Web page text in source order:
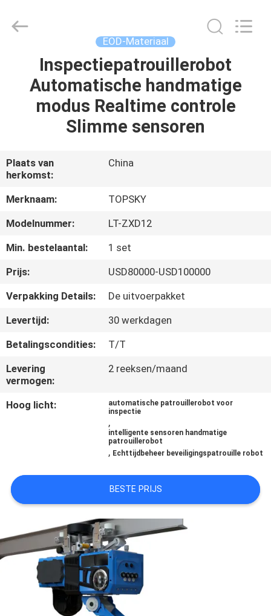
PRODUCTEN
ONS
FABRIEKSREIS
KWALITEITSCONTROLE
CONTACTEER
ONS
VERZOEK
CITAAT
SITEMAP
POLICY
Rights
EOD-Materiaal
Inspectiepatrouillerobot
Automatische handmatige
modus Realtime controle
Slimme sensoren
Plaats van
herkomst:
China
Merknaam:
TOPSKY
Modelnummer:
LT-ZXD12
Min. bestelaantal:
1 set
Prijs:
USD80000-USD100000
Verpakking Details:
De uitvoerpakket
Levertijd:
30 werkdagen
Betalingscondities:
T/T
Levering
vermogen:
2 reeksen/maand
Hoog licht:
automatische patrouillerobot voor
inspectie
,
intelligente sensoren handmatige
patrouillerobot
, Echttijdbeheer beveiligingspatrouille robot
BESTE PRIJS